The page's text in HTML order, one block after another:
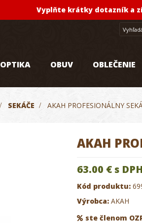
Vyplňte krátky dotazník a
OPTIKA OBUV OBLEČENIE
> SEKÁČE > AKAH PROFESIONÁLNY
AKAH
63.00 €s DPH
Kód produktu:
Výrobca: AKAH
ste členom